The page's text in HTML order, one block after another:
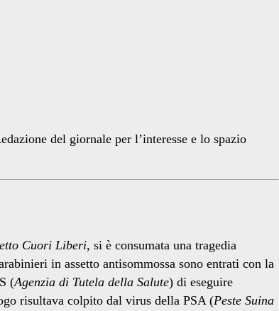
del giornale per l’interesse e lo spazio
Cuori Liberi, si è consumata una tragedia
in assetto antisommossa sono entrati con la
(Agenzia di Tutela della Salute) di eseguire
risultava colpito dal virus della PSA (Peste Suina